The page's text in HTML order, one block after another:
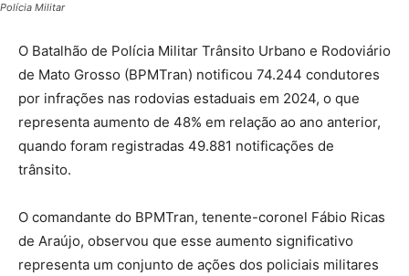
Polícia Militar
O Batalhão de Polícia Militar Trânsito Urbano e Rodoviário
de Mato Grosso (BPMTran) notificou 74.244 condutores
por infrações nas rodovias estaduais em 2024, o que
representa aumento de 48% em relação ao ano anterior,
quando foram registradas 49.881 notificações de
trânsito.
O comandante do BPMTran, tenente-coronel Fábio Ricas
de Araújo, observou que esse aumento significativo
representa um conjunto de ações dos policiais militares